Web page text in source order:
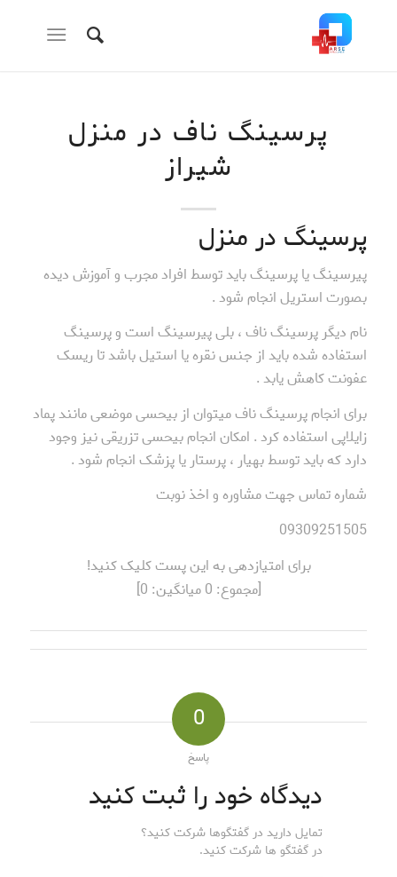
پرسینگ ناف در منزل
شیراز
پرسینگ در منزل
پیرسینگ یا پرسینگ باید توسط افراد مجرب و آموزش دیده
بصورت استریل انجام شود .
نام دیگر پرسینگ ناف ، بلی پیرسینگ است و پرسینگ
استفاده شده باید از جنس نقره یا استیل باشد تا ریسک
عفونت کاهش یابد .
برای انجام پرسینگ ناف میتوان از بیحسی موضعی مانند پماد
زایلاپی استفاده کرد . امکان انجام بیحسی تزریقی نیز وجود
دارد که باید توسط بهیار ، پرستار یا پزشک انجام شود .
شماره تماس جهت مشاوره و اخذ نوبت
09309251505
برای امتیازدهی به این پست کلیک کنید!
[مجموع: 0میانگین: 0
]
0
پاسخ
دیدگاه خود را ثبت کنید
تمایل دارید در گفتگوها شرکت کنید؟
در گفتگو ها شرکت کنید.